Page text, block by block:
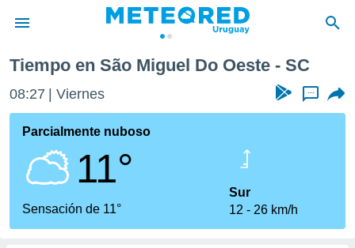
de
ha
que se
calidad.
a este
las
Tiempo en São Miguel Do Oeste - SC
08:27 Viernes ...
Parcialmente nuboso
11°
Sensación de 11°
Sur
12
26 km/h